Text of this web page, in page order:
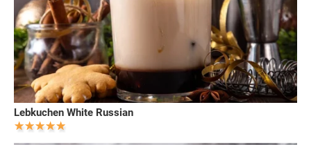
Lebkuchen White Russian